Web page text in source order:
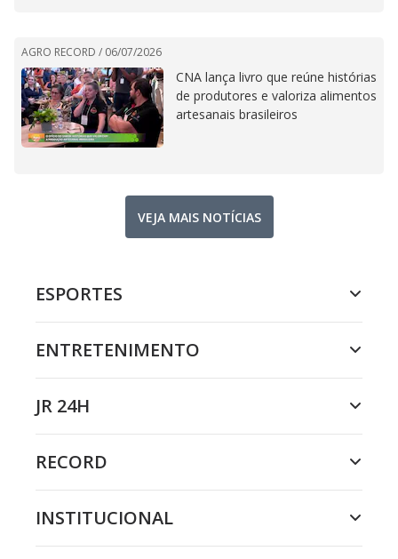
AGRO RECORD / 06/07/2026
CNA lança livro que reúne histórias
de produtores e valoriza alimentos
artesanais brasileiros
VEJA MAIS NOTÍCIAS
ESPORTES
ENTRETENIMENTO
JR 24H
RECORD
INSTITUCIONAL